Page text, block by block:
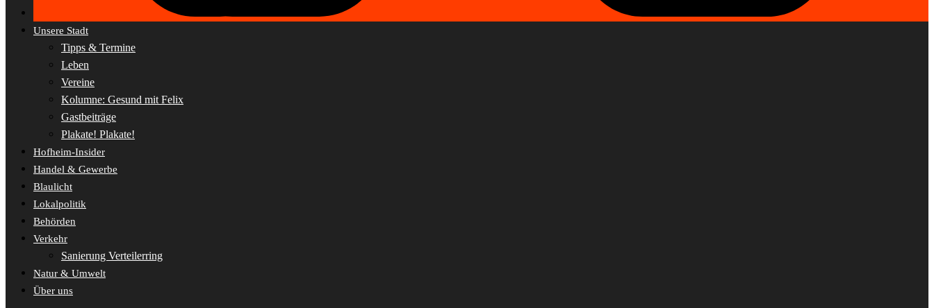
Unsere Stadt
Tipps & Termine
Leben
Vereine
Kolumne: Gesund mit Felix
Gastbeiträge
Plakate! Plakate!
Hofheim-Insider
Handel & Gewerbe
Blaulicht
Lokalpolitik
Behörden
Verkehr
Sanierung Verteilerring
Natur & Umwelt
Über uns